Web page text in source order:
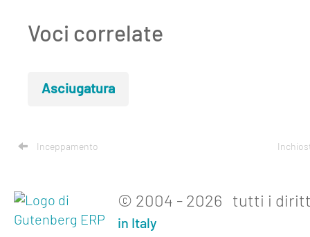
Contatti
Voci correlate
Asciugatura
Inceppamento
© 2004 - 2026 tutti i
in Italy